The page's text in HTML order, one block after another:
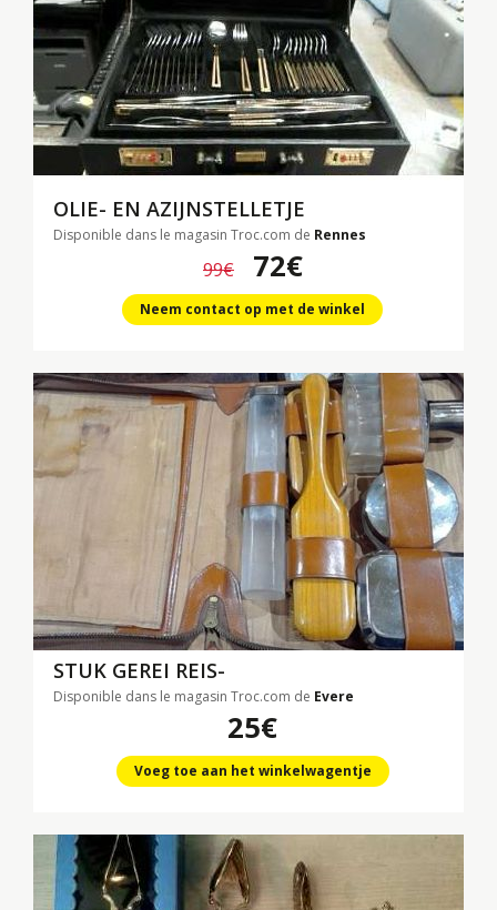
OLIE- EN AZIJNSTELLETJE
Disponible dans le magasin Troc.com de Rennes
99€ 72€
Neem contact op met de winkel
STUK GEREI REIS-
Disponible dans le magasin Troc.com de Evere
25€
Voeg toe aan het winkelwagentje